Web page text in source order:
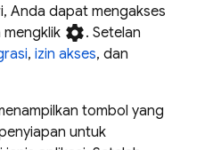
Anda dapat mengakses
settings. Setelan
, izin akses, dan
tombol yang
untuk